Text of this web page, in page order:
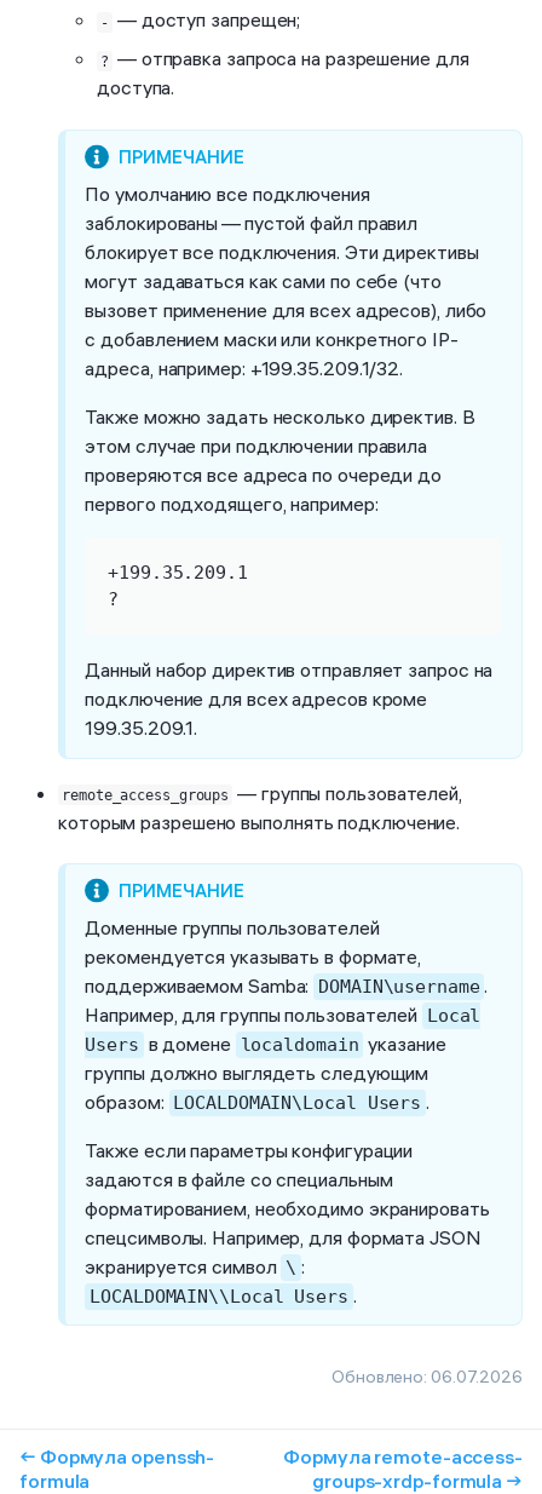
- — доступ запрещен;
? — отправка запроса на разрешение для
доступа.
По умолчанию все подключения
заблокированы — пустой файл правил
блокирует все подключения. Эти директивы
могут задаваться как сами по себе (что
вызовет применение для всех адресов), либо
с добавлением маски или конкретного IP-
адреса, например: +199.35.209.1/32.
Также можно задать несколько директив. В
этом случае при подключении правила
проверяются все адреса по очереди до
первого подходящего, например:
+199.35.209.1
?
Данный набор директив отправляет запрос на
подключение для всех адресов кроме
199.35.209.1.
remote_access_groups — группы пользователей,
которым разрешено выполнять подключение.
Доменные группы пользователей
рекомендуется указывать в формате,
поддерживаемом Samba: DOMAIN\username .
Например, для группы пользователей Local
Users в домене localdomain указание
группы должно выглядеть следующим
образом: LOCALDOMAIN\Local Users .
Также если параметры конфигурации
задаются в файле со специальным
форматированием, необходимо экранировать
спецсимволы. Например, для формата JSON
экранируется символ \ :
LOCALDOMAIN\\Local Users .
Обновлено: 06.07.2026
← Формула openssh-
formula
Формула remote-access-
groups-xrdp-formula →